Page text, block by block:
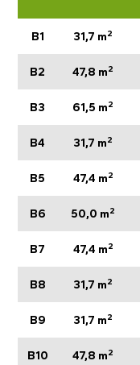
B1 31,7 m2
B2 47,8 m2
B3 61,5 m2
B4 31,7 m2
B5 47,4 m2
B6 50,0 m2
B7 47,4 m2
B8 31,7 m2
B9 31,7 m2
B10 47,8 m2